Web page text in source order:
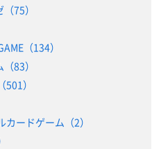
75）
（134）
83）
）
ードゲーム（2）